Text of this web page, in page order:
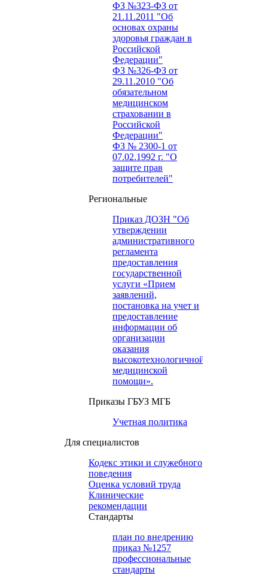
ФЗ №323-ФЗ от
21.11.2011 "Об
основах охраны
здоровья граждан в
Российской
Федерации"
ФЗ №326-ФЗ от
29.11.2010 "Об
обязательном
медицинском
страховании в
Российской
Федерации"
ФЗ № 2300-1 от
07.02.1992 г. "О
защите прав
потребителей"
Региональные
Приказ ДОЗН "Об
утверждении
административного
регламента
предоставления
государственной
услуги «Прием
заявлений,
постановка на учет и
предоставление
информации об
организации
оказания
высокотехнологичной
медицинской
помощи».
Приказы ГБУЗ МГБ
Учетная политика
Для специалистов
Кодекс этики и служебного
поведения
Оценка условий труда
Клинические
рекомендации
Cтандарты
план по внедрению
приказ №1257
профессиональные
стандарты